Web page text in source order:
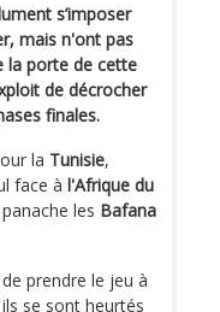
s’imposer
mais n'ont pas
la porte de cette
de décrocher
finales.
la Tunisie,
face à l'Afrique du
les Bafana
prendre le jeu à
se sont heurtés